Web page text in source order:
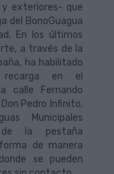
y exteriores- que
del BonoGuagua
En los últimos
a través de la
ha habilitado
en el
calle Fernando
Pedro Infinito,
Municipales
de la pestaña
de manera
se pueden